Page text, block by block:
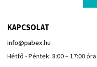
KAPCSOLAT
info@pabex.hu
Hétfő - Péntek: 8:00 – 17:00 óra